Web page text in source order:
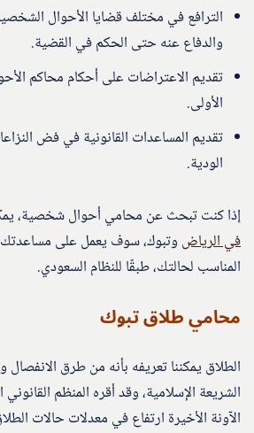
الترافع في مختلف قضايا الأحوال
والدفاع عنه حتى الحكم في القضية.
تقديم الاعتراضات على أحكام محاكم
الأولى.
تقديم المساعدات القانونية في فض
الودية.
إذا كنت تبحث عن محامي أحوال شخصية،
في الرياض وتبوك، سوف يعمل على مساعدتك
المناسب لحالتك، طبقًا للنظام السعودي.
محامي طلاق تبوك
الطلاق يمكننا تعريفه بأنه من طرق
الشريعة الإسلامية، وقد أقره المنظم
الآونة الأخيرة ارتفاع في معدلات حالات